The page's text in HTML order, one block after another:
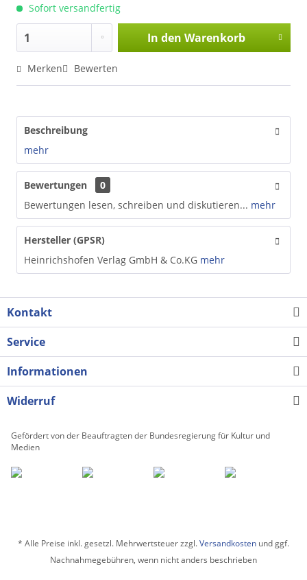
Sofort versandfertig
In den Warenkorb
Merken Bewerten
Beschreibung
mehr
Bewertungen
0
Bewertungen lesen, schreiben und diskutieren... mehr
Hersteller (GPSR)
Heinrichshofen Verlag GmbH & Co.KG mehr
Kontakt
Service
Informationen
Widerruf
Gefördert von der Beauftragten der Bundesregierung für Kultur und
Medien
* Alle Preise inkl. gesetzl. Mehrwertsteuer zzgl.Versandkosten und ggf.
Nachnahmegebühren, wenn nicht anders beschrieben